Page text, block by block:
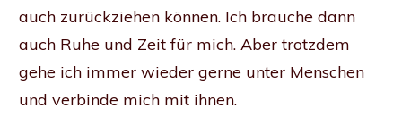
auch zurückziehen können. Ich brauche dann
auch Ruhe und Zeit für mich. Aber trotzdem
gehe ich immer wieder gerne unter Menschen
und verbinde mich mit ihnen.